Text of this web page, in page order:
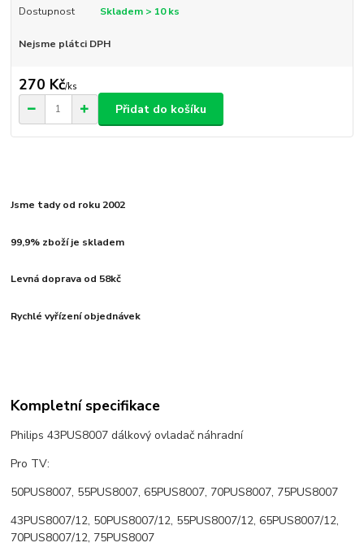
Dostupnost Skladem > 10 ks
Nejsme plátci DPH
270 Kč/ks
Přidat do košíku
Jsme tady od roku 2002
99,9% zboží je skladem
Levná doprava od 58kč
Rychlé vyřízení objednávek
Kompletní specifikace
Philips 43PUS8007 dálkový ovladač náhradní
Pro TV:
50PUS8007, 55PUS8007, 65PUS8007, 70PUS8007, 75PUS8007
43PUS8007/12, 50PUS8007/12, 55PUS8007/12, 65PUS8007/12,
70PUS8007/12, 75PUS8007